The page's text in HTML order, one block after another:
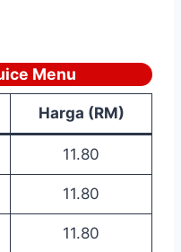
Menu
Harga (RM)
11.80
11.80
11.80